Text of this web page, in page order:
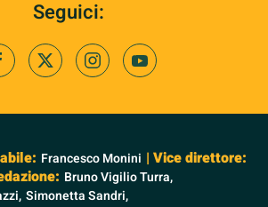
Seguici:
Francesco Monini | Vice direttore:
Bruno Vigilio Turra,
Simonetta Sandri,